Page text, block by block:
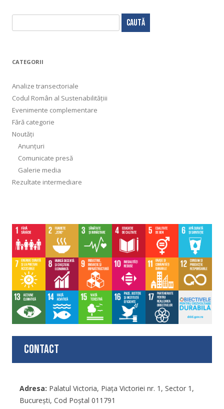
a
u
p
ă
:
CATEGORII
Analize transectoriale
Codul Român al Sustenabilitățiii
Evenimente complementare
Fără categorie
Noutăți
Anunțuri
Comunicate presă
Galerie media
Rezultate intermediare
Contact
Adresa: Palatul Victoria, Piaţa Victoriei nr. 1, Sector 1,
București, Cod Poștal 011791